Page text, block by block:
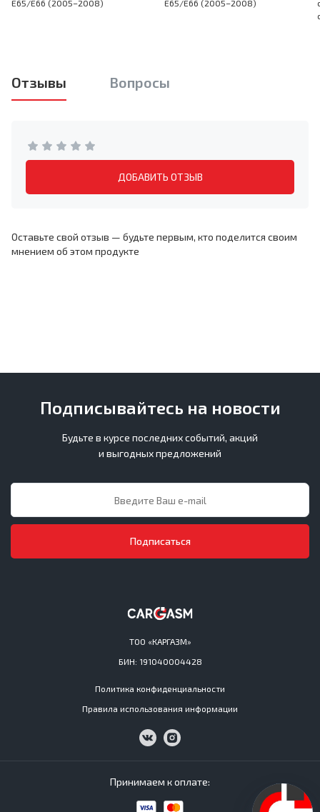
E65/E66 (2005–2008)
E65/E66 (2005–2008)
Отзывы Вопросы
ДОБАВИТЬ ОТЗЫВ
Оставьте свой отзыв — будьте первым, кто поделится своим
мнением об этом продукте
ТОО «КАРГАЗМ»
БИН: 191040004428
Политика конфиденциальности
Правила использования информации
Подписывайтесь на новости
Будьте в курсе последних событий, акций
и выгодных предложений
Подписаться
Принимаем к оплате: